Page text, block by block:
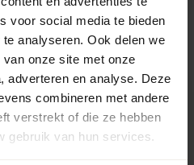
voor social media te bieden
analyseren. Ook delen we
onze site met onze
adverteren en analyse. Deze
combineren met andere
verstrekt of die ze hebben
gebruik van hun services.
157,95